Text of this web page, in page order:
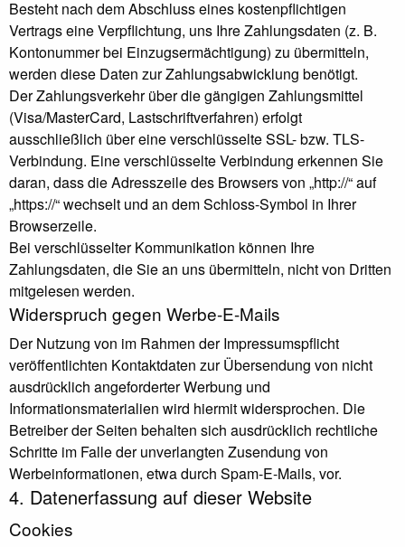
Besteht nach dem Abschluss eines kostenpflichtigen
Vertrags eine Verpflichtung, uns Ihre Zahlungsdaten (z. B.
Kontonummer bei Einzugsermächtigung) zu übermitteln,
werden diese Daten zur Zahlungsabwicklung benötigt.
Der Zahlungsverkehr über die gängigen Zahlungsmittel
(Visa/MasterCard, Lastschriftverfahren) erfolgt
ausschließlich über eine verschlüsselte SSL- bzw. TLS-
Verbindung. Eine verschlüsselte Verbindung erkennen Sie
daran, dass die Adresszeile des Browsers von „http://“ auf
„https://“ wechselt und an dem Schloss-Symbol in Ihrer
Browserzeile.
Bei verschlüsselter Kommunikation können Ihre
Zahlungsdaten, die Sie an uns übermitteln, nicht von Dritten
mitgelesen werden.
Widerspruch gegen Werbe-E-Mails
Der Nutzung von im Rahmen der Impressumspflicht
veröffentlichten Kontaktdaten zur Übersendung von nicht
ausdrücklich angeforderter Werbung und
Informationsmaterialien wird hiermit widersprochen. Die
Betreiber der Seiten behalten sich ausdrücklich rechtliche
Schritte im Falle der unverlangten Zusendung von
Werbeinformationen, etwa durch Spam-E-Mails, vor.
4. Datenerfassung auf dieser Website
Cookies